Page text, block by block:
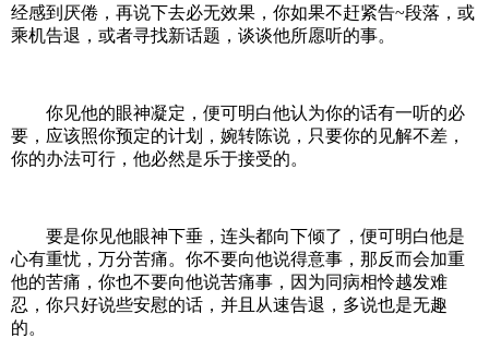
经感到厌倦，再说下去必无效果，你如果不赶紧告~段落，或
乘机告退，或者寻找新话题，谈谈他所愿听的事。
你见他的眼神凝定，便可明白他认为你的话有一听的必
要，应该照你预定的计划，婉转陈说，只要你的见解不差，
你的办法可行，他必然是乐于接受的。
要是你见他眼神下垂，连头都向下倾了，便可明白他是
心有重忧，万分苦痛。你不要向他说得意事，那反而会加重
他的苦痛，你也不要向他说苦痛事，因为同病相怜越发难
忍，你只好说些安慰的话，并且从速告退，多说也是无趣
的。